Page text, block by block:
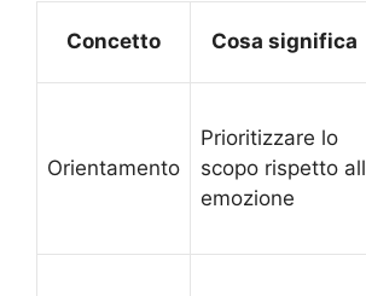
Concetto Cosa significa
Orientamento
Prioritizzare lo
scopo rispetto all
emozione